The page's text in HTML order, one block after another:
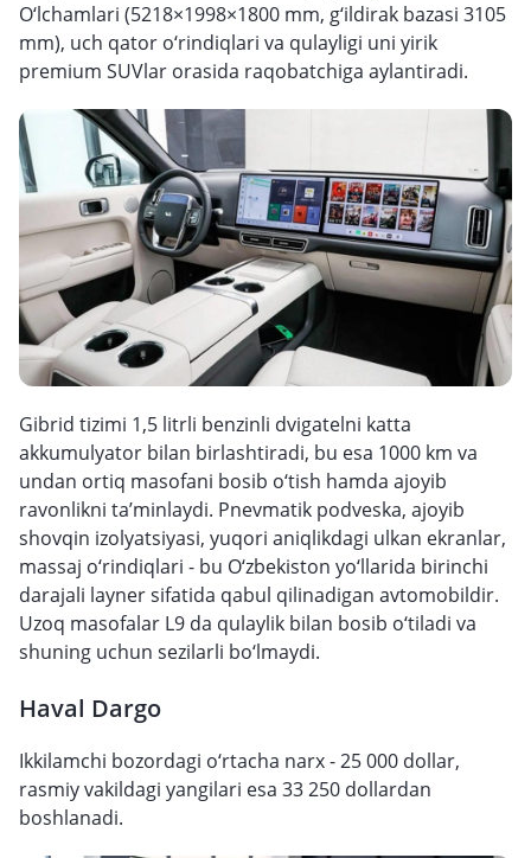
O‘lchamlari (5218×1998×1800 mm, g‘ildirak bazasi 3105
mm), uch qator o‘rindiqlari va qulayligi uni yirik
premium SUVlar orasida raqobatchiga aylantiradi.
Gibrid tizimi 1,5 litrli benzinli dvigatelni katta
akkumulyator bilan birlashtiradi, bu esa 1000 km va
undan ortiq masofani bosib o‘tish hamda ajoyib
ravonlikni ta’minlaydi. Pnevmatik podveska, ajoyib
shovqin izolyatsiyasi, yuqori aniqlikdagi ulkan ekranlar,
massaj o‘rindiqlari - bu O‘zbekiston yo‘llarida birinchi
darajali layner sifatida qabul qilinadigan avtomobildir.
Uzoq masofalar L9 da qulaylik bilan bosib o‘tiladi va
shuning uchun sezilarli bo‘lmaydi.
Haval Dargo
Ikkilamchi bozordagi o‘rtacha narx - 25 000 dollar,
rasmiy vakildagi yangilari esa 33 250 dollardan
boshlanadi.